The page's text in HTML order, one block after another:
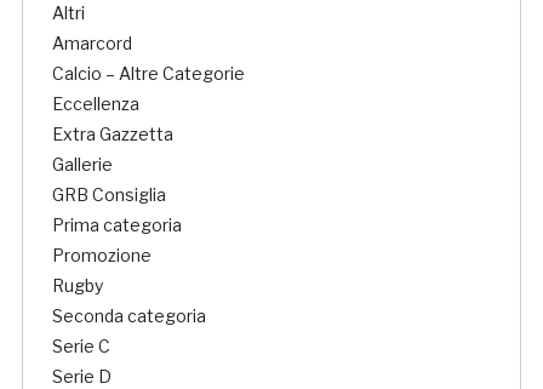
Altri
Amarcord
Calcio – Altre Categorie
Eccellenza
Extra Gazzetta
Gallerie
GRB Consiglia
Prima categoria
Promozione
Rugby
Seconda categoria
Serie C
Serie D